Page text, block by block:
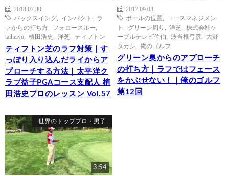
2018.07.30
バックスイング
インパクト
ラ
フからの打ち方
フォロースルー
taiheiyo
植田浩史 洋芝 ティフトン
ティフトン芝のラフ対策｜す
っぽり入り込んだライからア
プローチする方法｜太平洋ク
ラブ益子PGAコース支配人 植
田浩史プロのレッスン Vol.57
2017.09.03
ボールの位置
コースマネジメン
ト
グリーン周り 洋芝
株式会社ケ
ーブルテレビ佐伯
波当根弓彦
大野
タカシ
俺のゴルフ
グリーン奥からのアプローチ
の打ち方｜ラフではフェース
をかぶせない！｜俺のゴルフ
第12回
世界のトッププロ・男子
3:54